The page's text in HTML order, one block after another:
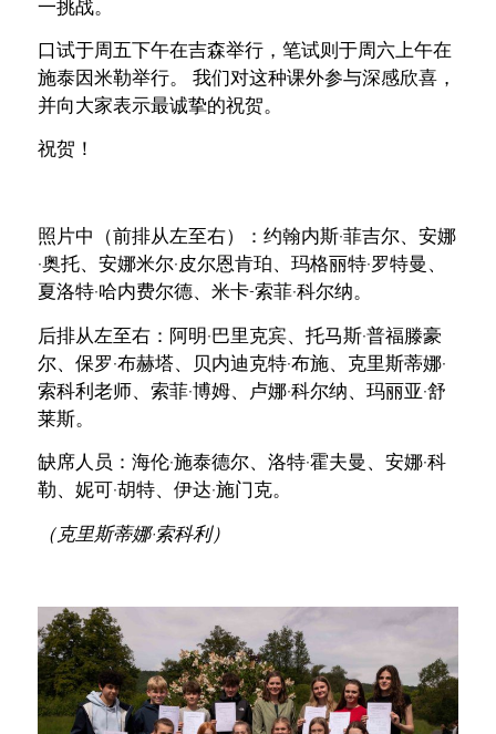
一挑战。
口试于周五下午在吉森举行，笔试则于周六上午在
施泰因米勒举行。 我们对这种课外参与深感欣喜，
并向大家表示最诚挚的祝贺。
祝贺！
照片中（前排从左至右）：约翰内斯·菲吉尔、安娜
·奥托、安娜米尔·皮尔恩肯珀、玛格丽特·罗特曼、
夏洛特·哈内费尔德、米卡-索菲·科尔纳。
后排从左至右：阿明·巴里克宾、托马斯·普福滕豪
尔、保罗·布赫塔、贝内迪克特·布施、克里斯蒂娜·
索科利老师、索菲·博姆、卢娜·科尔纳、玛丽亚·舒
莱斯。
缺席人员：海伦·施泰德尔、洛特·霍夫曼、安娜·科
勒、妮可·胡特、伊达·施门克。
（克里斯蒂娜·索科利）